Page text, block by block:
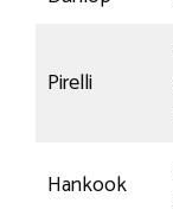
Pirelli
Hankook